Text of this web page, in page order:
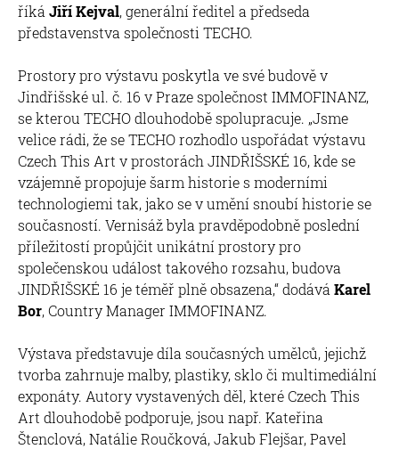
říká Jiří Kejval, generální ředitel a předseda
představenstva společnosti TECHO.
Prostory pro výstavu poskytla ve své budově v
Jindřišské ul. č. 16 v Praze společnost IMMOFINANZ,
se kterou TECHO dlouhodobě spolupracuje. „Jsme
velice rádi, že se TECHO rozhodlo uspořádat výstavu
Czech This Art v prostorách JINDŘIŠSKÉ 16, kde se
vzájemně propojuje šarm historie s moderními
technologiemi tak, jako se v umění snoubí historie se
současností. Vernisáž byla pravděpodobně poslední
příležitostí propůjčit unikátní prostory pro
společenskou událost takového rozsahu, budova
JINDŘIŠSKÉ 16 je téměř plně obsazena,“ dodává Karel
Bor, Country Manager IMMOFINANZ.
Výstava představuje díla současných umělců, jejichž
tvorba zahrnuje malby, plastiky, sklo či multimediální
exponáty. Autory vystavených děl, které Czech This
Art dlouhodobě podporuje, jsou např. Kateřina
Štenclová, Natálie Roučková, Jakub Flejšar, Pavel